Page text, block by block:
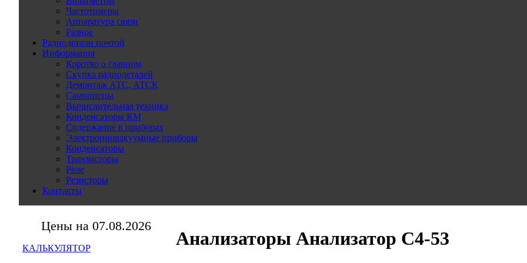
Частотомеры
Аппаратура связи
Разное
Радиодетали почтой
Информация
Коротко о главном
Скупка радиодеталей
Демонтаж АТС, АТСК
Самописцы
Вычислительная техника
Конденсаторы КМ
Содержание в приборах
Электронновакуумные приборы
Конденсаторы
Транзисторы
Реле
Резисторы
Контакты
Цены на 07.08.2026
КАЛЬКУЛЯТОР Анализаторы Анализатор С4-53